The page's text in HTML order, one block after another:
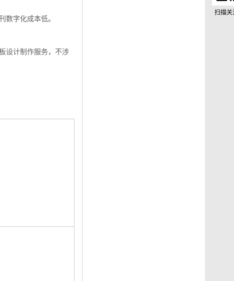
字化成本低。
设计制作服务，不涉
扫描关